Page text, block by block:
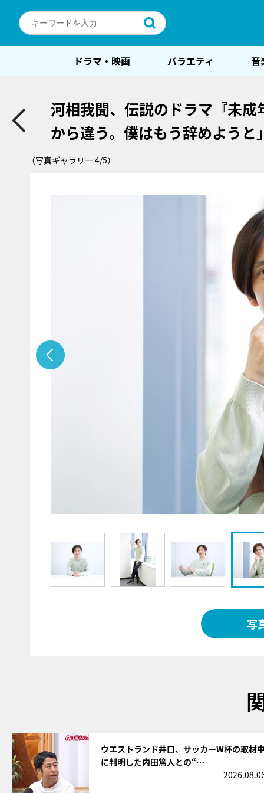
ドラマ・映画 バラエティ 音
河相我聞、伝説のドラマ『未
から違う。僕はもう辞めようと
（写真ギャラリー 4/5）
写
ウエストランド井口、サッカーW杯の取材
に判明した内田篤人との“…